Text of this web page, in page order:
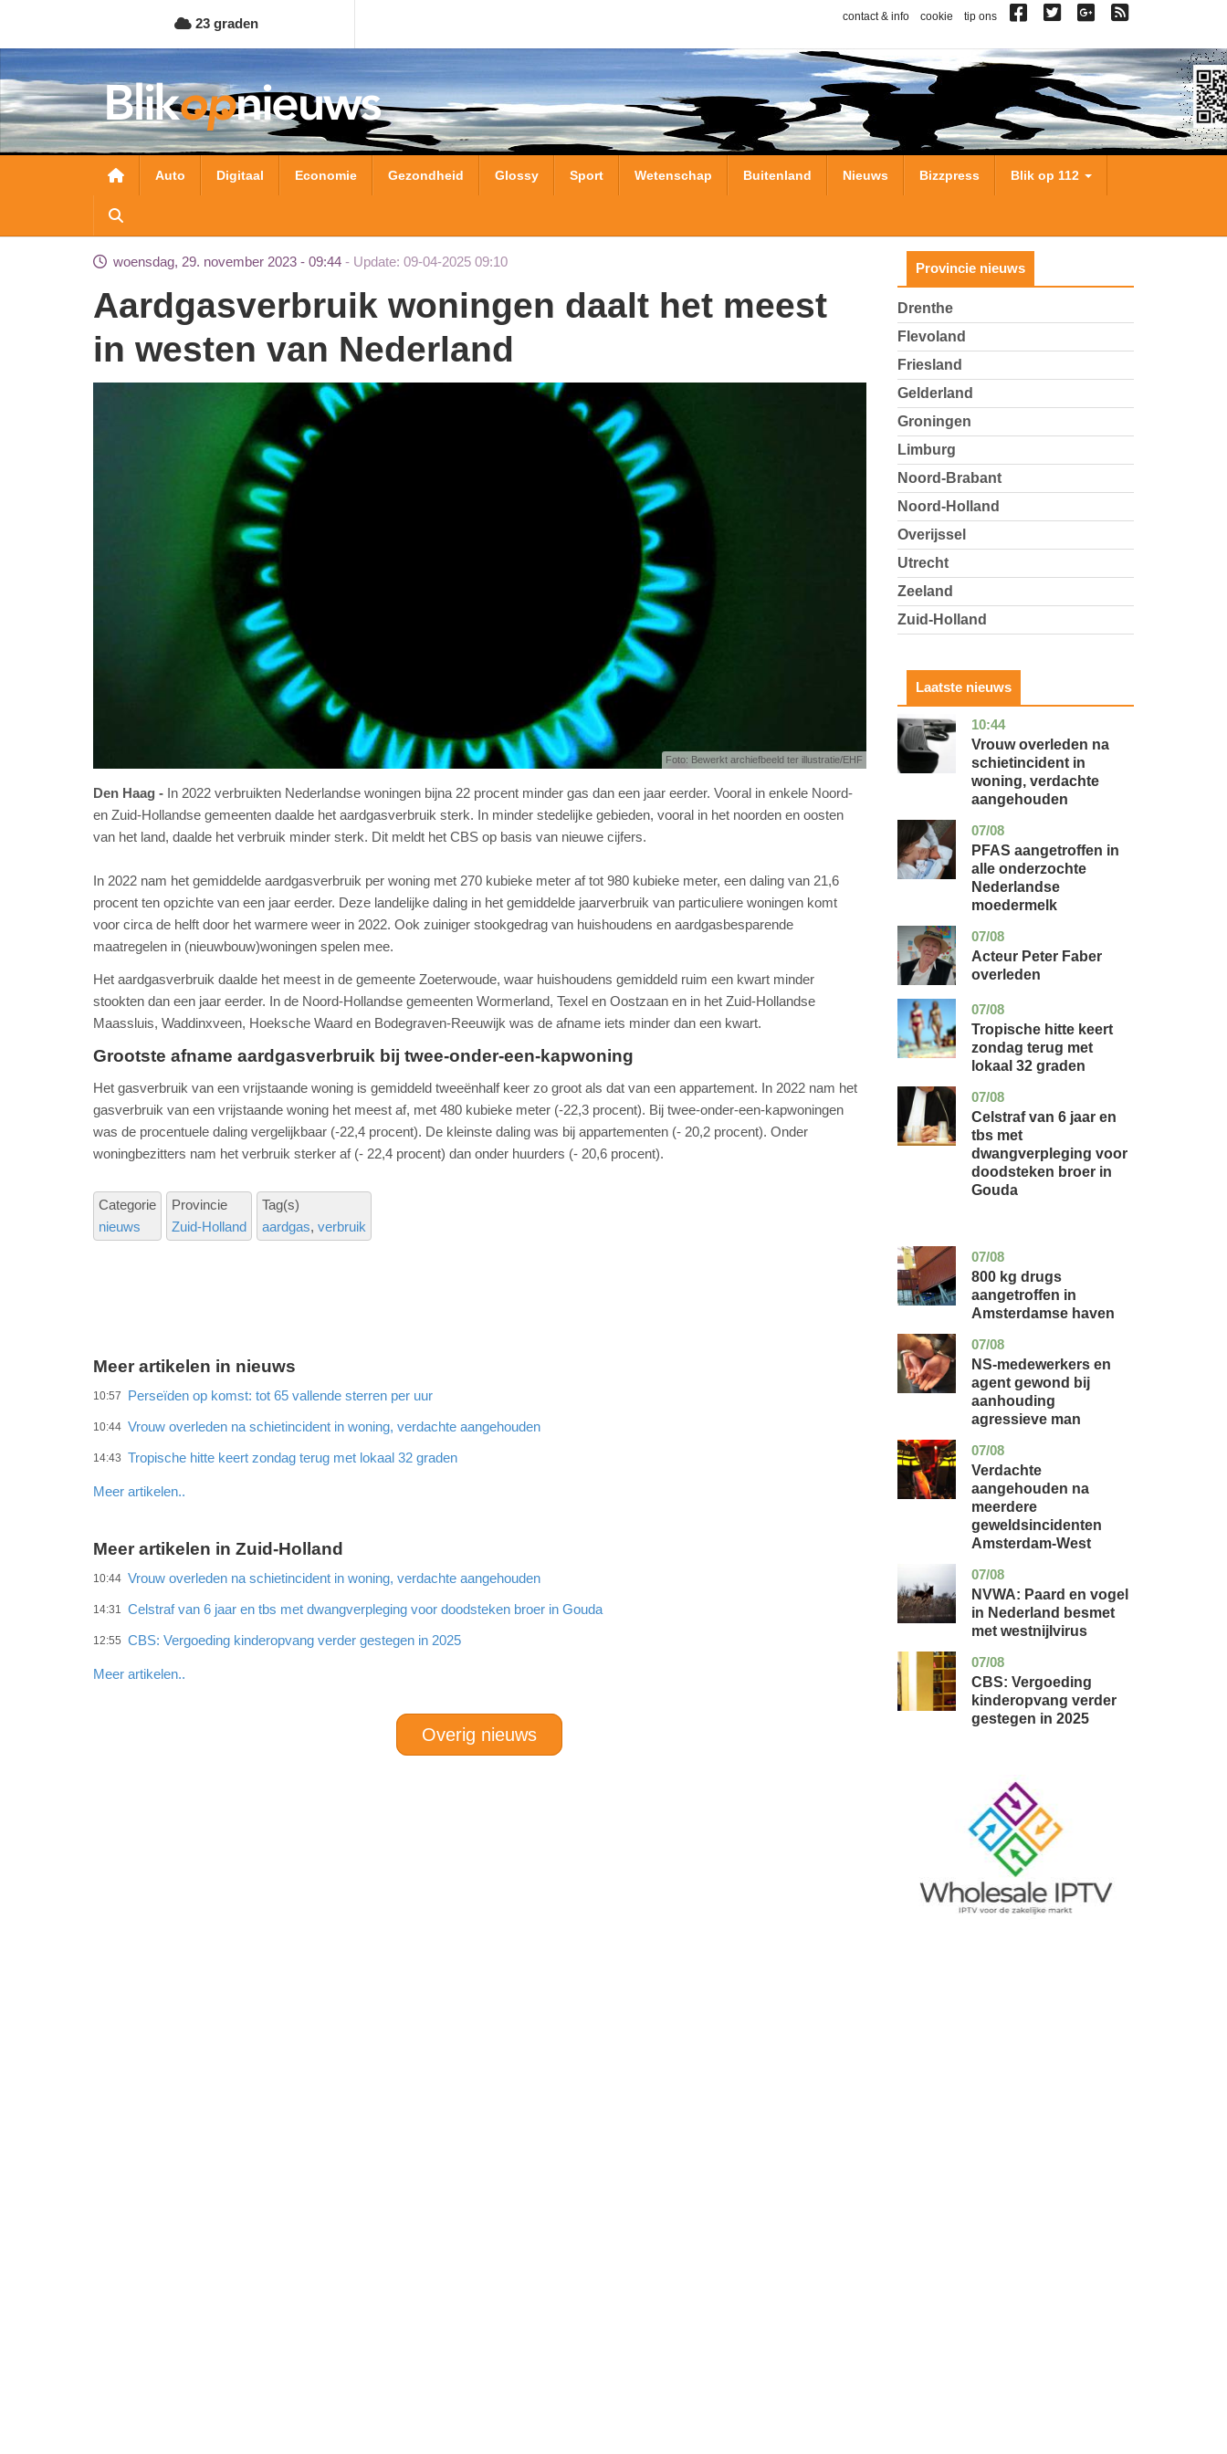
naar
de
inhoud
gaan
23 graden contact & info cookie tip ons
Hoofdnavigatie
Auto Digitaal Economie Gezondheid Glossy Sport Wetenschap Buitenland Nieuws Bizzpress Blik op 112
woensdag, 29. november 2023 - 09:44 Update: 09-04-2025 09:10
Aardgasverbruik woningen daalt het meest
in westen van Nederland
Foto: Bewerkt archiefbeeld ter illustratie/EHF
Den Haag
In 2022 verbruikten Nederlandse woningen bijna 22 procent minder gas dan een jaar eerder. Vooral in enkele Noord-
en Zuid-Hollandse gemeenten daalde het aardgasverbruik sterk. In minder stedelijke gebieden, vooral in het noorden en oosten
van het land, daalde het verbruik minder sterk. Dit meldt het CBS op basis van nieuwe cijfers.
In 2022 nam het gemiddelde aardgasverbruik per woning met 270 kubieke meter af tot 980 kubieke meter, een daling van 21,6
procent ten opzichte van een jaar eerder. Deze landelijke daling in het gemiddelde jaarverbruik van particuliere woningen komt
voor circa de helft door het warmere weer in 2022. Ook zuiniger stookgedrag van huishoudens en aardgasbesparende
maatregelen in (nieuwbouw)woningen spelen mee.
Het aardgasverbruik daalde het meest in de gemeente Zoeterwoude, waar huishoudens gemiddeld ruim een kwart minder
stookten dan een jaar eerder. In de Noord-Hollandse gemeenten Wormerland, Texel en Oostzaan en in het Zuid-Hollandse
Maassluis, Waddinxveen, Hoeksche Waard en Bodegraven-Reeuwijk was de afname iets minder dan een kwart.
Grootste afname aardgasverbruik bij twee-onder-een-kapwoning
Het gasverbruik van een vrijstaande woning is gemiddeld tweeënhalf keer zo groot als dat van een appartement. In 2022 nam het
gasverbruik van een vrijstaande woning het meest af, met 480 kubieke meter (-22,3 procent). Bij twee-onder-een-kapwoningen
was de procentuele daling vergelijkbaar (-22,4 procent). De kleinste daling was bij appartementen (- 20,2 procent). Onder
woningbezitters nam het verbruik sterker af (- 22,4 procent) dan onder huurders (- 20,6 procent).
Categorie
nieuws
Provincie
Zuid-Holland
Tag(s)
aardgas verbruik
Meer artikelen in nieuws
10:57 Perseïden op komst: tot 65 vallende sterren per uur
10:44 Vrouw overleden na schietincident in woning, verdachte aangehouden
14:43 Tropische hitte keert zondag terug met lokaal 32 graden
Meer artikelen..
Meer artikelen in Zuid-Holland
10:44 Vrouw overleden na schietincident in woning, verdachte aangehouden
14:31 Celstraf van 6 jaar en tbs met dwangverpleging voor doodsteken broer in Gouda
12:55 CBS: Vergoeding kinderopvang verder gestegen in 2025
Meer artikelen..
Overig nieuws
Provincie nieuws
Drenthe
Flevoland
Friesland
Gelderland
Groningen
Limburg
Noord-Brabant
Noord-Holland
Overijssel
Utrecht
Zeeland
Zuid-Holland
Laatste nieuws
10:44
zuid-
holland
nieuws
Vrouw overleden na
schietincident in
woning, verdachte
aangehouden
07/08
utrecht
gezondheid
PFAS aangetroffen in
alle onderzochte
Nederlandse
moedermelk
07/08
noord-
holland
glossy
Acteur Peter Faber
overleden
07/08
utrecht
nieuws
Tropische hitte keert
zondag terug met
lokaal 32 graden
07/08
zuid-
holland
nieuws
Celstraf van 6 jaar en
tbs met
dwangverpleging voor
doodsteken broer in
Gouda
07/08
noord-
holland
nieuws
800 kg drugs
aangetroffen in
Amsterdamse haven
07/08
flevoland
nieuws
NS-medewerkers en
agent gewond bij
aanhouding
agressieve man
07/08
noord-
holland
nieuws
Verdachte
aangehouden na
meerdere
geweldsincidenten
Amsterdam-West
07/08
utrecht
nieuws
NVWA: Paard en vogel
in Nederland besmet
met westnijlvirus
07/08
zuid-
holland
economie
CBS: Vergoeding
kinderopvang verder
gestegen in 2025